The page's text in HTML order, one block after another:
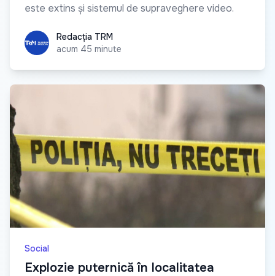
este extins și sistemul de supraveghere video.
Redacția TRM
Redacția TRM
acum 45 minute
Social
Explozie puternică în localitatea